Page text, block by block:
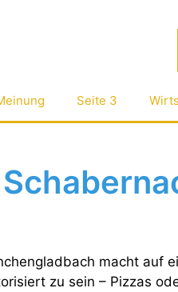
Seite 3
macht auf
zu sein – Pizzas